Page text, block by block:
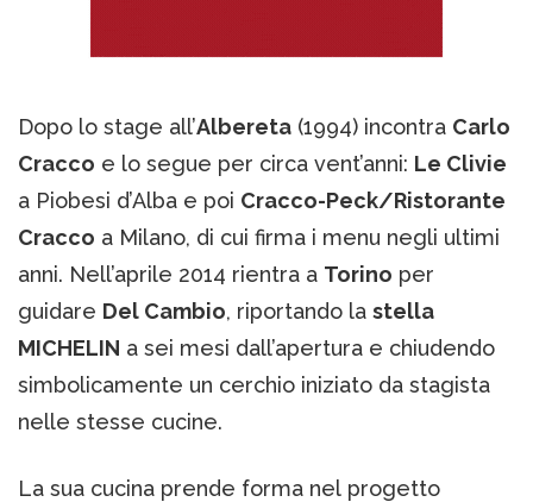
Dopo lo stage all’Albereta (1994) incontra Carlo
Cracco e lo segue per circa vent’anni: Le Clivie
a Piobesi d’Alba e poi Cracco-Peck/Ristorante
Cracco a Milano, di cui firma i menu negli ultimi
anni. Nell’aprile 2014 rientra a Torino per
guidare Del Cambio, riportando la stella
MICHELIN a sei mesi dall’apertura e chiudendo
simbolicamente un cerchio iniziato da stagista
nelle stesse cucine.
La sua cucina prende forma nel progetto